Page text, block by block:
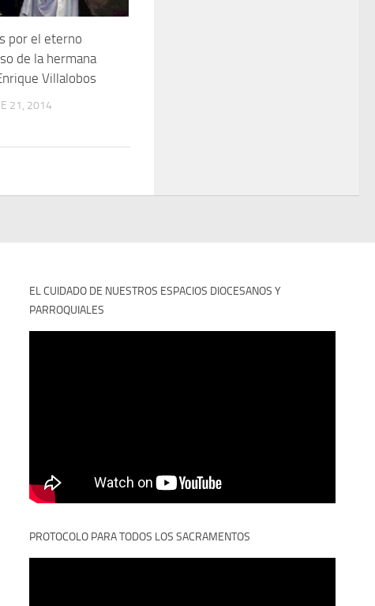
por el eterno
de la hermana
Villalobos
21, 2014
EL CUIDADO DE NUESTROS ESPACIOS DIOCESANOS Y
PARROQUIALES
PROTOCOLO PARA TODOS LOS SACRAMENTOS